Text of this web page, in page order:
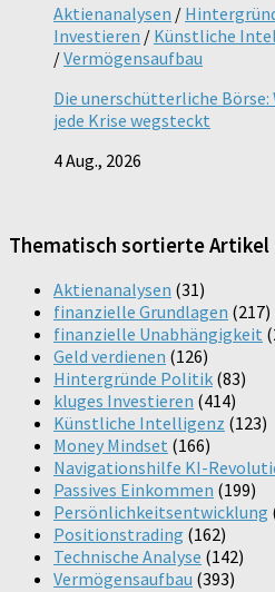
Aktienanalysen /
Investieren / Künstliche
/Vermögensaufbau
Die unerschütterliche
jede Krise wegsteckt
4 Aug., 2026
Thematisch sortierte Artikel
Aktienanalysen (31)
finanzielle Grundlagen (217)
finanzielle Unabhängigkeit
Geld verdienen (126)
Hintergründe Politik (83)
kluges Investieren (414)
Künstliche Intelligenz (123)
Money Mindset (166)
Navigationshilfe KI-
Passives Einkommen (199)
Persönlichkeitsentwicklung
Positionstrading (162)
Technische Analyse (142)
Vermögensaufbau (393)